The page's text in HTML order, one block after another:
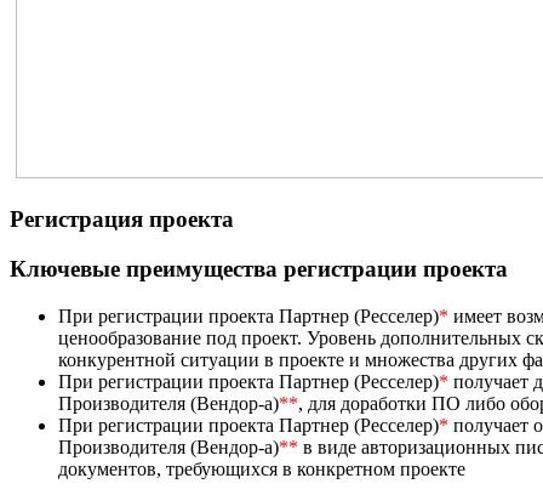
Регистрация проекта
Ключевые преимущества регистрации проекта
При регистрации проекта Партнер (Ресселер)* имеет
ценообразование под проект. Уровень дополнительных
конкурентной ситуации в проекте и множества других
При регистрации проекта Партнер (Ресселер)* получает
Производителя (Вендор-а)**, для доработки ПО либо
При регистрации проекта Партнер (Ресселер)* получает
Производителя (Вендор-а)** в виде авторизационных
документов, требующихся в конкретном проекте